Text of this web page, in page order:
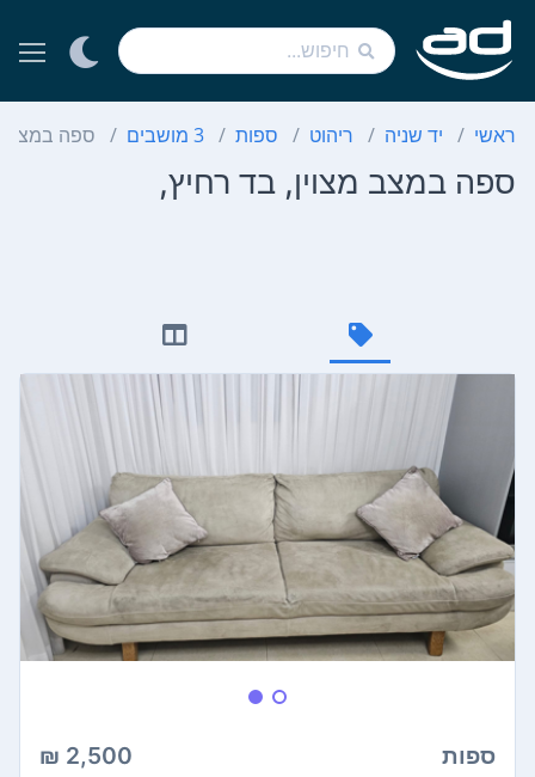
ראשי יד שניה ריהוט ספות 3 מושבים ספה במצב
ספה במצב מצוין, בד רחיץ,
ספות 2,500 ₪